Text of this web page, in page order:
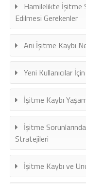
Hamilelikte İşitme
Edilmesi Gerekenler
Ani İşitme Kaybı
Yeni Kullanıcılar
İşitme Kaybı
İşitme
Stratejileri
İşitme Kaybı ve